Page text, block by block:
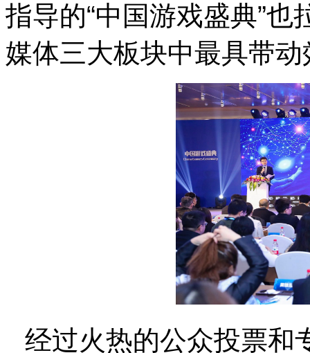
指导的“中国游戏盛典”也
媒体三大板块中最具带
经过火热的公众投票和